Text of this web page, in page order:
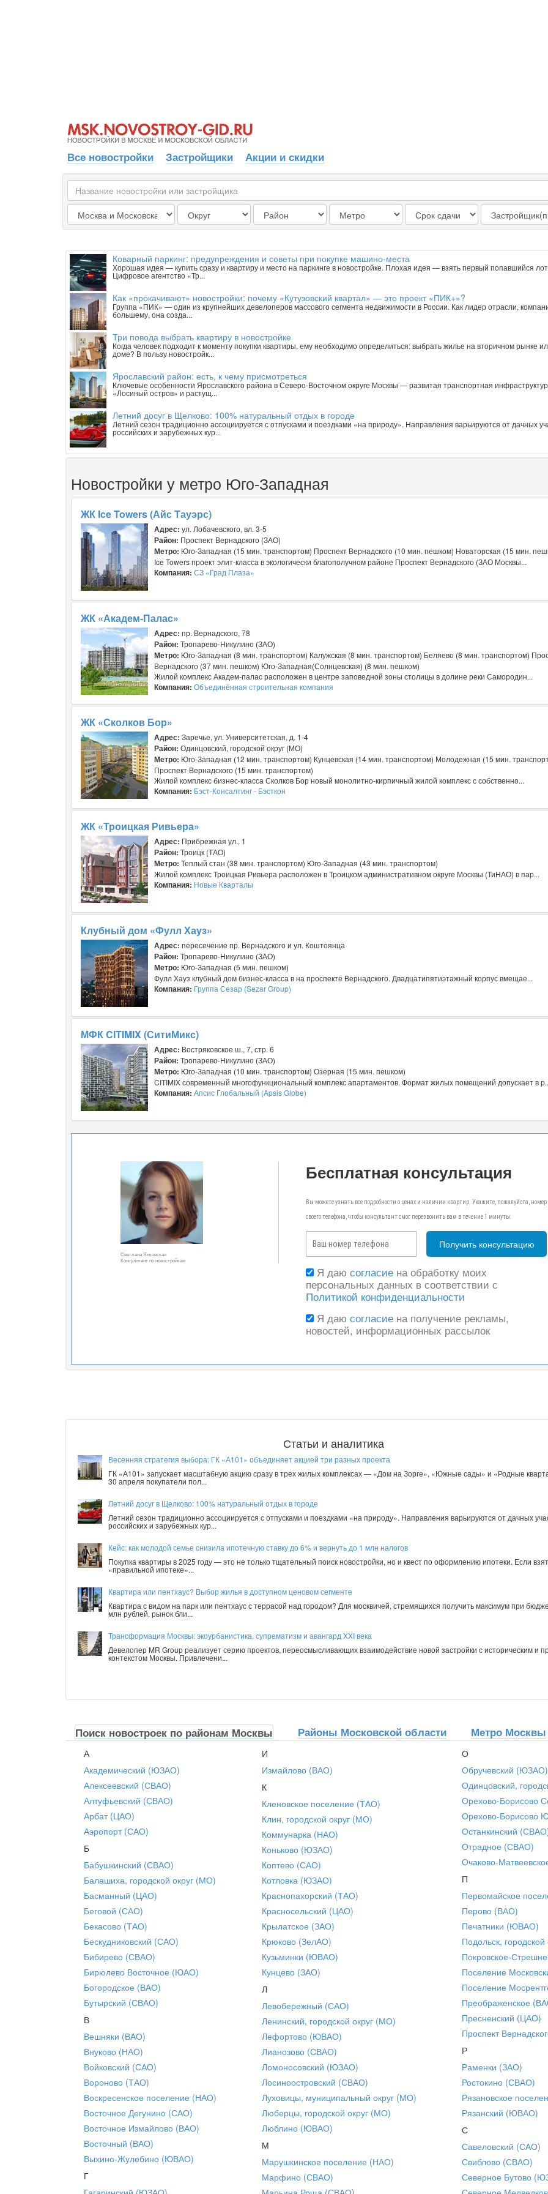
Все новостройки Застройщики Акции и скидки
Коварный паркинг: предупреждения и советы при покупке машино-места
Хорошая идея — купить сразу и квартиру и место на паркинге в новостройке. Плохая идея — взять первый попавшийся
Цифровое агентство «Тр...
Как «прокачивают» новостройки: почему «Кутузовский квартал» — это проект «ПИК+»?
Группа «ПИК» — один из крупнейших девелоперов массового сегмента недвижимости в России. Как лидер отрасли,
большему, она созда...
Три повода выбрать квартиру в новостройке
Когда человек подходит к моменту покупки квартиры, ему необходимо определиться: выбрать жилье на вторичном рынке
доме? В пользу новостройк...
Ярославский район: есть, к чему присмотреться
Ключевые особенности Ярославского района в Северо-Восточном округе Москвы — развитая транспортная
«Лосиный остров» и растущ...
Летний досуг в Щелково: 100% натуральный отдых в городе
Летний сезон традиционно ассоциируется с отпусками и поездками «на природу». Направления варьируются от дачных
российских и зарубежных кур...
Новостройки у метро Юго-Западная
ЖК Ice Towers (Айс Тауэрс)
Адрес: ул. Лобачевского, вл. 3-5
Район: Проспект Вернадского (ЗАО)
Метро: Юго-Западная (15 мин. транспортом) Проспект Вернадского (10 мин. пешком) Новаторская (15 мин.
Ice Towers проект элит-класса в экологически благополучном районе Проспект Вернадского (ЗАО Москвы...
Компания: СЗ «Град Плаза»
ЖК «Академ-Палас»
Адрес: пр. Вернадского, 78
Район: Тропарево-Никулино (ЗАО)
Метро: Юго-Западная (8 мин. транспортом) Калужская (8 мин. транспортом) Беляево (8 мин. транспортом)
Вернадского (37 мин. пешком) Юго-Западная(Солнцевская) (8 мин. пешком)
Жилой комплекс Академ-палас расположен в центре заповедной зоны столицы в долине реки Самородин...
Компания: Объединённая строительная компания
ЖК «Сколков Бор»
Адрес: Заречье, ул. Университетская, д. 1-4
Район: Одинцовский, городской округ (МО)
Метро: Юго-Западная (12 мин. транспортом) Кунцевская (14 мин. транспортом) Молодежная (15 мин.
Проспект Вернадского (15 мин. транспортом)
Жилой комплекс бизнес-класса Сколков Бор новый монолитно-кирпичный жилой комплекс с собственно...
Компания: Бэст-Консалтинг - Бэсткон
ЖК «Троицкая Ривьера»
Адрес: Прибрежная ул., 1
Район: Троицк (ТАО)
Метро: Теплый стан (38 мин. транспортом) Юго-Западная (43 мин. транспортом)
Жилой комплекс Троицкая Ривьера расположен в Троицком административном округе Москвы (ТиНАО) в пар...
Компания: Новые Кварталы
Клубный дом «Фулл Хауз»
Адрес: пересечение пр. Вернадского и ул. Коштоянца
Район: Тропарево-Никулино (ЗАО)
Метро: Юго-Западная (5 мин. пешком)
Фулл Хауз клубный дом бизнес-класса в на проспекте Вернадского. Двадцатипятиэтажный корпус вмещае...
Компания: Группа Сезар (Sezar Group)
МФК CITIMIX (СитиМикс)
Адрес: Востряковское ш., 7, стр. 6
Район: Тропарево-Никулино (ЗАО)
Метро: Юго-Западная (10 мин. транспортом) Озерная (15 мин. пешком)
CITIMIX современный многофункциональный комплекс апартаментов. Формат жилых помещений допускает в
Компания: Апсис Глобальный (Apsis Globe)
Светлана Янковская
Консультант по новостройкам
Бесплатная консультация
Вы можете узнать все подробности о ценах и наличии квартир. Укажите, пожалуйста, номер
своего телефона, чтобы консультант смог перезвонить вам в течение 1 минуты.
Я даю согласиена обработку моих
персональных данных в соответствии с
Политикой конфиденциальности
Я даю согласиена получение рекламы,
новостей, информационных рассылок
Статьи и аналитика
Весенняя стратегия выбора: ГК «А101» объединяет акцией три разных проекта
ГК «А101» запускает масштабную акцию сразу в трех жилых комплексах — «Дом на Зорге», «Южные сады» и «Родные
30 апреля покупатели пол...
Летний досуг в Щелково: 100% натуральный отдых в городе
Летний сезон традиционно ассоциируется с отпусками и поездками «на природу». Направления варьируются от дачных
российских и зарубежных кур...
Кейс: как молодой семье снизила ипотечную ставку до 6% и вернуть до 1 млн налогов
Покупка квартиры в 2025 году — это не только тщательный поиск новостройки, но и квест по оформлению ипотеки. Если
«правильной ипотеке»...
Квартира или пентхаус? Выбор жилья в доступном ценовом сегменте
Квартира с видом на парк или пентхаус с террасой над городом? Для москвичей, стремящихся получить максимум при
млн рублей, рынок бли...
Трансформация Москвы: экоурбанистика, супрематизм и авангард XXI века
Девелопер MR Group реализует серию проектов, переосмысливающих взаимодействие новой застройки с историческим и
контекстом Москвы. Привлечени...
Поиск новостроек по районам Москвы Районы Московской области Метро Москвы
А
Академический (ЮЗАО)
Алексеевский (СВАО)
Алтуфьевский (СВАО)
Арбат (ЦАО)
Аэропорт (САО)
Б
Бабушкинский (СВАО)
Балашиха, городской округ (МО)
Басманный (ЦАО)
Беговой (САО)
Бекасово (ТАО)
Бескудниковский (САО)
Бибирево (СВАО)
Бирюлево Восточное (ЮАО)
Богородское (ВАО)
Бутырский (СВАО)
В
Вешняки (ВАО)
Внуково (НАО)
Войковский (САО)
Вороново (ТАО)
Воскресенское поселение (НАО)
Восточное Дегунино (САО)
Восточное Измайлово (ВАО)
Восточный (ВАО)
Выхино-Жулебино (ЮВАО)
Г
И
Измайлово (ВАО)
К
Кленовское поселение (ТАО)
Клин, городской округ (МО)
Коммунарка (НАО)
Коньково (ЮЗАО)
Коптево (САО)
Котловка (ЮЗАО)
Краснопахорский (ТАО)
Красносельский (ЦАО)
Крылатское (ЗАО)
Крюково (ЗелАО)
Кузьминки (ЮВАО)
Кунцево (ЗАО)
Л
Левобережный (САО)
Ленинский, городской округ (МО)
Лефортово (ЮВАО)
Лианозово (СВАО)
Ломоносовский (ЮЗАО)
Лосиноостровский (СВАО)
Луховицы, муниципальный округ (МО)
Люберцы, городской округ (МО)
Люблино (ЮВАО)
М
Марушкинское поселение (НАО)
Марфино (СВАО)
О
Обручевский (ЮЗАО)
Одинцовский,
Орехово-Борисово
Орехово-Борисово
Останкинский
Отрадное (СВАО)
Очаково-
П
Первомайское
Перово (ВАО)
Печатники (ЮВАО)
Подольск,
Покровское-
Поселение
Поселение
Преображенское
Пресненский (ЦАО)
Проспект
Р
Раменки (ЗАО)
Ростокино (СВАО)
Рязановское
Рязанский (ЮВАО)
С
Савеловский (САО)
Свиблово (СВАО)
Северное Бутово